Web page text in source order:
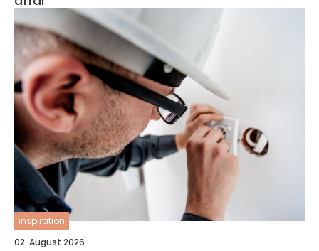
inspiration
02. August 2026